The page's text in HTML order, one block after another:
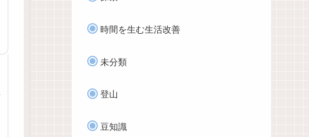
時間を生む生活改善
未分類
登山
豆知識